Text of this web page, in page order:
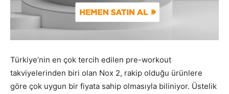
Türkiye’nin en çok tercih edilen pre-workout
takviyelerinden biri olan Nox 2, rakip olduğu ürünlere
göre çok uygun bir fiyata sahip olmasıyla biliniyor. Üstelik